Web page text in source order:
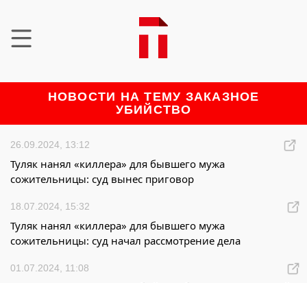
НОВОСТИ НА ТЕМУ ЗАКАЗНОЕ
УБИЙСТВО
26.09.2024, 13:12
Туляк нанял «киллера» для бывшего мужа
сожительницы: суд вынес приговор
18.07.2024, 15:32
Туляк нанял «киллера» для бывшего мужа
сожительницы: суд начал рассмотрение дела
01.07.2024, 11:08